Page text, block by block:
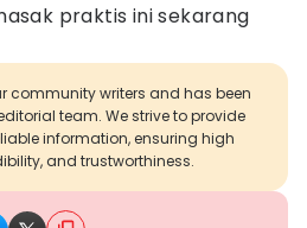
praktis ini sekarang
community writers and has been
team. We strive to provide
information, ensuring high
and trustworthiness.